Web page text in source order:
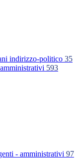
indirizzo-politico 35
593
- amministrativi 97